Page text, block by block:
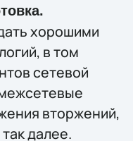
хорошими
в том
сетевой
вторжений,
далее.